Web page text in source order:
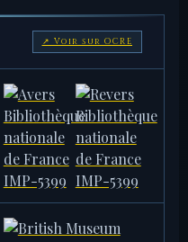
↗ Voir sur OCRE
BIBLIOTHÈQUE NATIONALE DE